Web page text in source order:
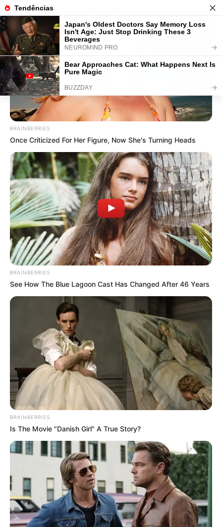
HOME
Home > Brasil > Entretenimento > Netflix > Notícia > TV >
Como usar códigos na Netflix para desbloquear categorias ocultas.
Como usar códigos na Netflix
para desbloquear categorias
ocultas.
Você pode desbloquear essas categorias com códigos
secretos na Netflix, sem mistério.
—Foto/Reprodução.
Como usar códigos na Netflix para desbloquear categorias
ocultas.
Publicado
noJASB. Atualizadoem 18.abril.2026.Atualizadoem
06.agosto.2026.
WhatsApp: Rede do JASB |Saiba como usar
códigos na Netflix
BRAINBERRIES
Once Criticized For Her Figure, Now She's Turning Heads
BRAINBERRIES
See How The Blue Lagoon Cast Has Changed After 46 Years
BRAINBERRIES
Is The Movie "Danish Girl" A True Story?